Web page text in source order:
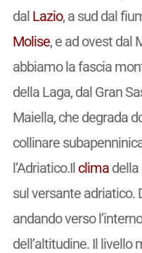
dal Lazio, a sud dal
Molise, e ad ovest dal
abbiamo la fascia
della Laga, dal Gran
Maiella, che degrada
collinare
l’Adriatico.Il climadella
sul versante adriatico.
andando verso
dell’altitudine. Il livello